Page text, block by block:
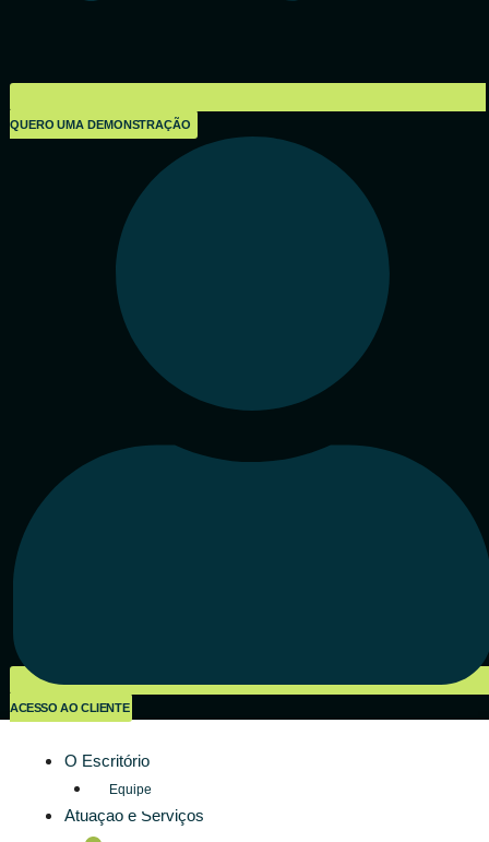
QUERO UMA DEMONSTRAÇÃO
ACESSO AO CLIENTE
O Escritório
Equipe
Atuação e Serviços